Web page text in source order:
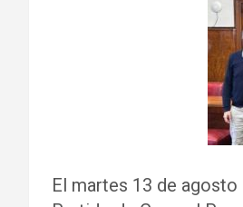
El martes 13 de